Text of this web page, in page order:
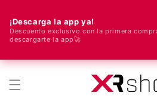
¡Descarga la app ya!
Descuento exclusivo con la primera
descargarte la app🚀
🌍 ¡Enviamos a todo el